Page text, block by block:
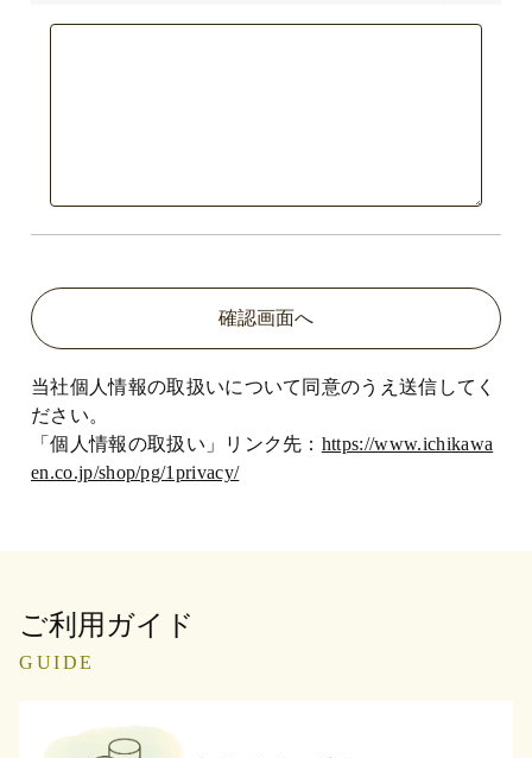
当社個人情報の取扱いについて同意のうえ送信してく
ださい。
「個人情報の取扱い」リンク先： https://www.ichikawa
en.co.jp/shop/pg/1privacy/
ご利用ガイド
GUIDE